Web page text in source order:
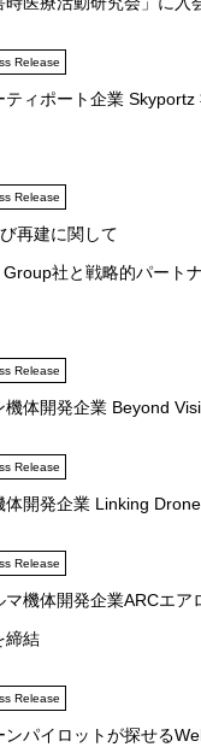
Release
ィポート企業 Skyportz
Release
再建に関して
社と戦略的パート
Release
体開発企業 Beyond
Release
体開発企業 Linking
Release
機体開発企業ARCエア
締結
Release
パイロットが探せる